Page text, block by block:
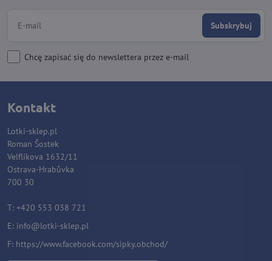
Subskrybuj
Chcę zapisać się do newslettera przez e-mail
Kontakt
Lotki-sklep.pl
Roman Šostek
Velflíkova 1632/11
Ostrava-Hrabůvka
700 30
T: +420 553 038 721
E: info@lotki-sklep.pl
F: https://www.facebook.com/sipky.obchod/